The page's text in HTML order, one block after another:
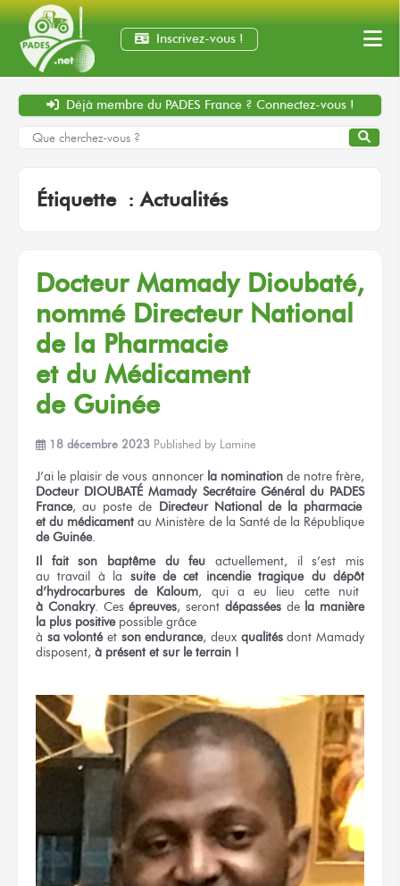
Inscrivez-vous !
Déjà membre du PADES France ? Connectez-vous !
Étiquette :Actualités
Docteur Mamady Dioubaté,
nommé Directeur National
de la Pharmacie
et du Médicament
de Guinée
18 décembre 2023 Published by Lamine
J’ai le plaisir de vous annoncer la nomination de notrefrère,
Docteur DIOUBATÉ Mamady Secrétaire Général du PADES
France,au poste de DirecteurNational de la pharmacie
et du médicament au Ministère de la Santé de la République
de Guinée.
Il faitson baptême du feu actuellement, il s’est mis
au travail à la suite de cet incendietragique du dépôt
d’hydrocarburesde Kaloum, qui a eu lieu
cette nuit
à Conakry. Cesépreuves, seront dépassées de la manière
la plus positivepossible grâce
à sa volonté et son endurance, deux qualités dont Mamady
disposent, à présent et sur le terrain !